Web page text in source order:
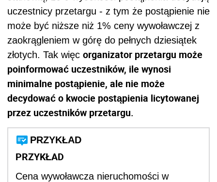
uczestnicy przetargu - z tym że postąpienie nie
może być niższe niż 1% ceny wywoławczej z
zaokrągleniem w górę do pełnych dziesiątek
złotych. Tak więc organizator przetargu może
poinformować uczestników, ile wynosi
minimalne postąpienie, ale nie może
decydować o kwocie postąpienia licytowanej
przez uczestników przetargu.
PRZYKŁAD
PRZYKŁAD
Cena wywoławcza nieruchomości w